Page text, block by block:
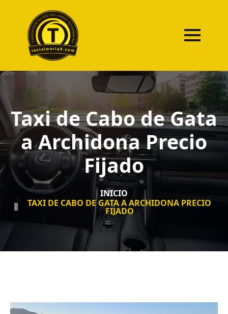
Taxi de Cabo de Gata
a Archidona Precio
Fijado
INICIO
TAXI DE CABO DE GATA A ARCHIDONA PRECIO
FIJADO